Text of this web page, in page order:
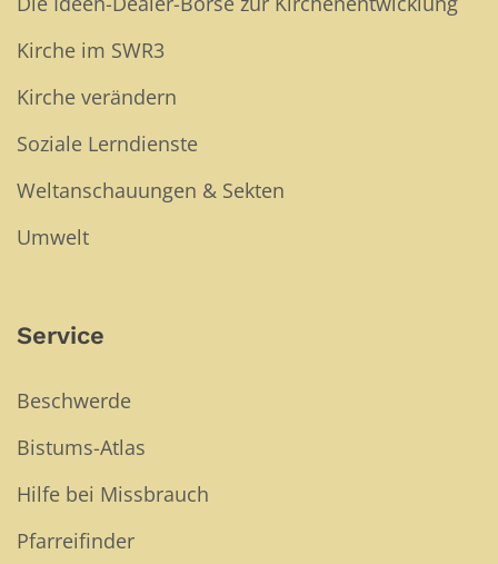
Kirche im SWR3
Kirche verändern
Soziale Lerndienste
Weltanschauungen & Sekten
Umwelt
Service
Beschwerde
Bistums-Atlas
Hilfe bei Missbrauch
Pfarreifinder